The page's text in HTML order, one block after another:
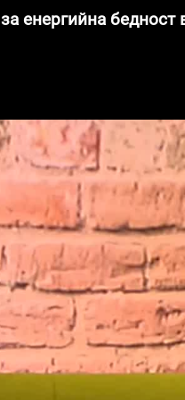
енергийна бедност